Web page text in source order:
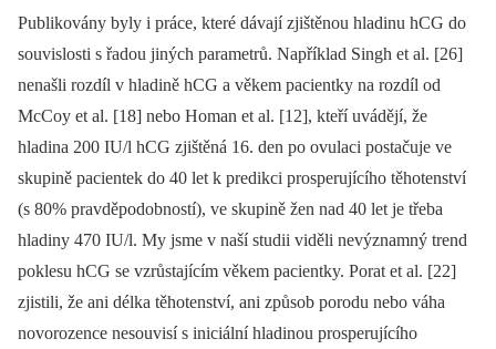
Publikovány byly i práce, které dávají zjištěnou hladinu hCG do
souvislosti s řadou jiných parametrů. Například Singh et al. [26]
nenašli rozdíl v hladině hCG a věkem pacientky na rozdíl od
McCoy et al. [18] nebo Homan et al. [12], kteří uvádějí, že
hladina 200 IU/l hCG zjištěná 16. den po ovulaci postačuje ve
skupině pacientek do 40 let k predikci prosperujícího těhotenství
(s 80% pravděpodobností), ve skupině žen nad 40 let je třeba
hladiny 470 IU/l. My jsme v naší studii viděli nevýznamný trend
poklesu hCG se vzrůstajícím věkem pacientky. Porat et al. [22]
zjistili, že ani délka těhotenství, ani způsob porodu nebo váha
novorozence nesouvisí s iniciální hladinou prosperujícího